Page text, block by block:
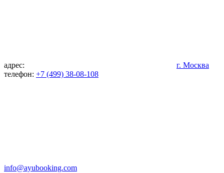
адрес:
г. Москва
телефон: +7 (499) 38-08-108
info@ayubooking.com